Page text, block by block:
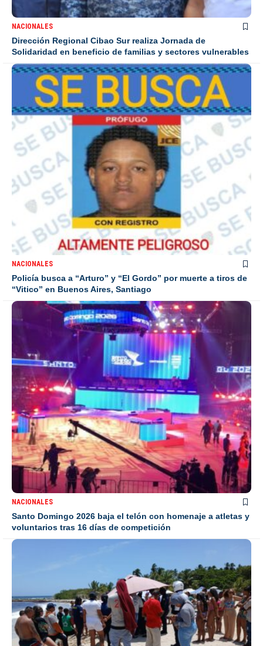
NACIONALES
Dirección Regional Cibao Sur realiza Jornada de
Solidaridad en beneficio de familias y sectores vulnerables
NACIONALES
Policía busca a “Arturo” y “El Gordo” por muerte a tiros de
“Vitico” en Buenos Aires, Santiago
NACIONALES
Santo Domingo 2026 baja el telón con homenaje a atletas y
voluntarios tras 16 días de competición